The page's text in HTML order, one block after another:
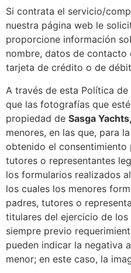
Si contrata el servicio/
nuestra página web le
proporcione información
nombre, datos de contacto
tarjeta de crédito o de
A través de esta Política
que las fotografías que
propiedad de Sasga
menores, en las que, para
obtenido el consentimiento
tutores o representantes
los formularios realizados
los cuales los menores
padres, tutores o
titulares del ejercicio de
siempre previo
pueden indicar la negativa
menor; en este caso, la